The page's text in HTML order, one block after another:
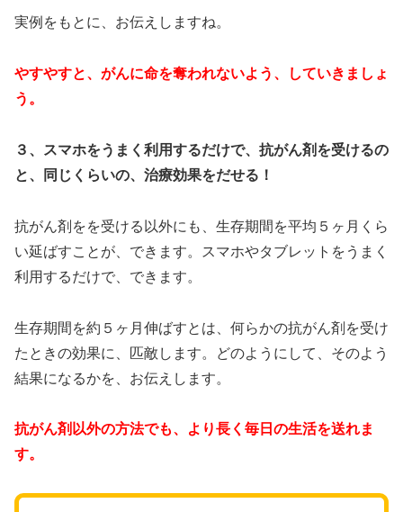
実例をもとに、お伝えしますね。
やすやすと、がんに命を奪われないよう、していきましょ
う。
３、スマホをうまく利用するだけで、抗がん剤を受けるの
と、同じくらいの、治療効果をだせる！
抗がん剤をを受ける以外にも、生存期間を平均５ヶ月くら
い延ばすことが、できます。スマホやタブレットをうまく
利用するだけで、できます。
生存期間を約５ヶ月伸ばすとは、何らかの抗がん剤を受け
たときの効果に、匹敵します。どのようにして、そのよう
結果になるかを、お伝えします。
抗がん剤以外の方法でも、より長く毎日の生活を送れま
す。